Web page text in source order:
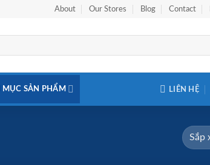
About Our Stores Blog Contact
MỤC SẢN PHẨM LIÊN HỆ